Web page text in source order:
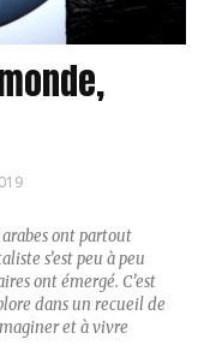
ont partout
s’est peu à peu
ont émergé. C’est
dans un recueil de
et à vivre